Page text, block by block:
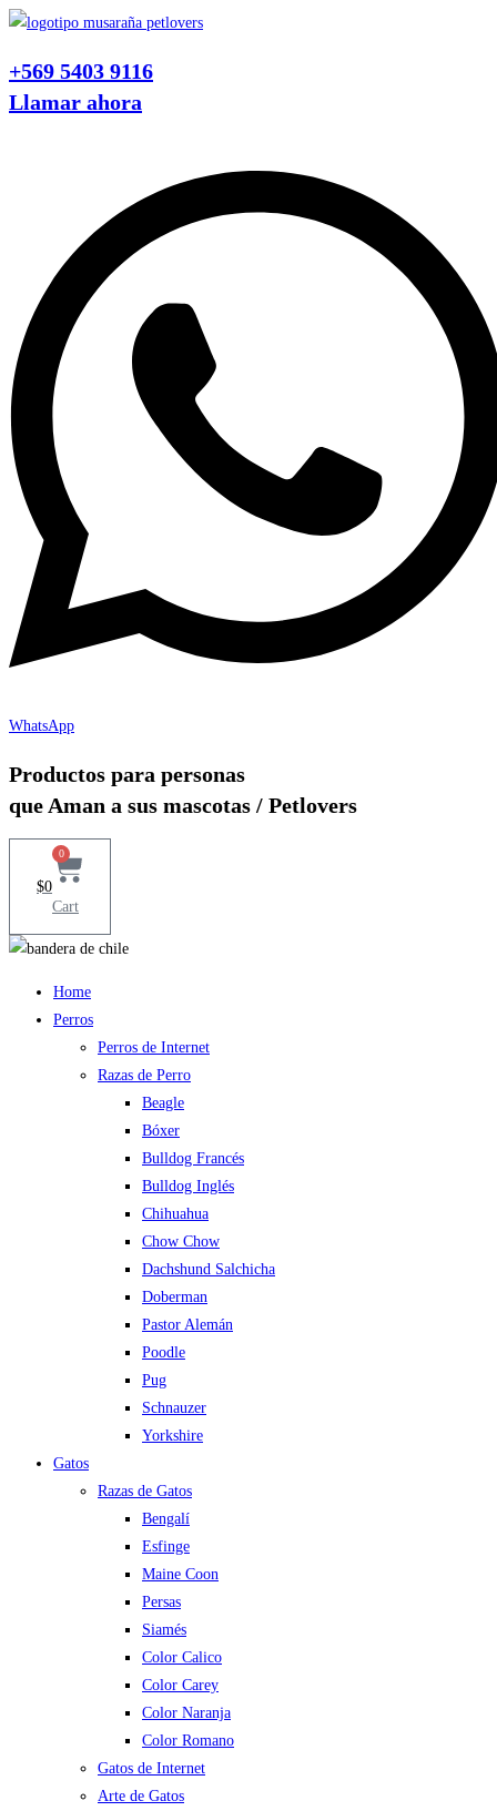
Ir
contenido
+569 5403 9116
Llamar ahora
WhatsApp
Productos para personas
que Aman a sus mascotas / Petlovers
$0
0
Cart
Home
Perros
Perros de Internet
Razas de Perro
Beagle
Bóxer
Bulldog Francés
Bulldog Inglés
Chihuahua
Chow Chow
Dachshund Salchicha
Doberman
Pastor Alemán
Poodle
Pug
Schnauzer
Yorkshire
Gatos
Razas de Gatos
Bengalí
Esfinge
Maine Coon
Persas
Siamés
Color Calico
Color Carey
Color Naranja
Color Romano
Gatos de Internet
Arte de Gatos